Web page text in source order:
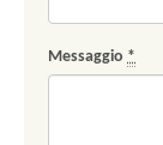
Messaggio *